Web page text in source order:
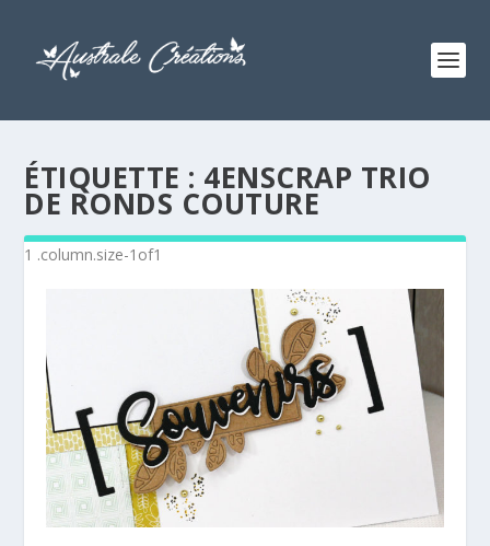
ÉTIQUETTE : 4ENSCRAP TRIO
DE RONDS COUTURE